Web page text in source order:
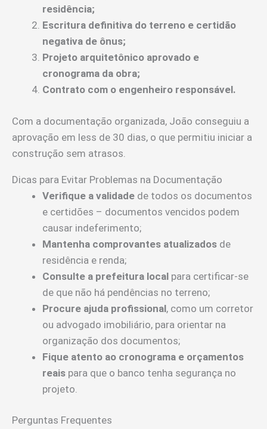
residência;
Escritura definitiva do terreno e certidão
negativa de ônus;
Projeto arquitetônico aprovado e
cronograma da obra;
Contrato com o engenheiro responsável.
Com a documentação organizada, João conseguiu a
aprovação em less de 30 dias, o que permitiu iniciar a
construção sem atrasos.
Dicas para Evitar Problemas na Documentação
Verifique a validade de todos os documentos
e certidões – documentos vencidos podem
causar indeferimento;
Mantenha comprovantes atualizados de
residência e renda;
Consulte a prefeitura local para certificar-se
de que não há pendências no terreno;
Procure ajuda profissional, como um corretor
ou advogado imobiliário, para orientar na
organização dos documentos;
Fique atento ao cronograma e orçamentos
reais para que o banco tenha segurança no
projeto.
Perguntas Frequentes